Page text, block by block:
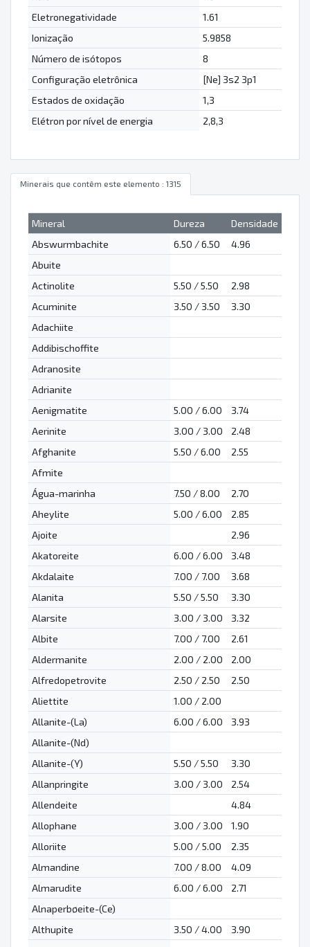
Eletronegatividade
1.61
Ionização
5.9858
Número de isótopos
8
Configuração eletrônica
[Ne] 3s2 3p1
Estados de oxidação
1,3
Elétron por nível de energia
2,8,3
Minerais que contêm este elemento : 1315
Mineral Dureza
Densidade
Abswurmbachite
6.50 / 6.50
4.96
Abuite
Actinolite
5.50 / 5.50
2.98
Acuminite
3.50 / 3.50
3.30
Adachiite
Addibischoffite
Adranosite
Adrianite
Aenigmatite
5.00 / 6.00
3.74
Aerinite
3.00 / 3.00
2.48
Afghanite
5.50 / 6.00
2.55
Afmite
Água-marinha
7.50 / 8.00
2.70
Aheylite
5.00 / 6.00
2.85
Ajoite
2.96
Akatoreite
6.00 / 6.00
3.48
Akdalaite
7.00 / 7.00
3.68
Alanita
5.50 / 5.50
3.30
Alarsite
3.00 / 3.00
3.32
Albite
7.00 / 7.00
2.61
Aldermanite
2.00 / 2.00
2.00
Alfredopetrovite
2.50 / 2.50
2.50
Aliettite
1.00 / 2.00
Allanite-(La)
6.00 / 6.00
3.93
Allanite-(Nd)
Allanite-(Y)
5.50 / 5.50
3.30
Allanpringite
3.00 / 3.00
2.54
Allendeite
4.84
Allophane
3.00 / 3.00
1.90
Alloriite
5.00 / 5.00
2.35
Almandine
7.00 / 8.00
4.09
Almarudite
6.00 / 6.00
2.71
Alnaperbøeite-(Ce)
Althupite
3.50 / 4.00
3.90